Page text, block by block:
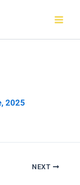
2025
NEXT